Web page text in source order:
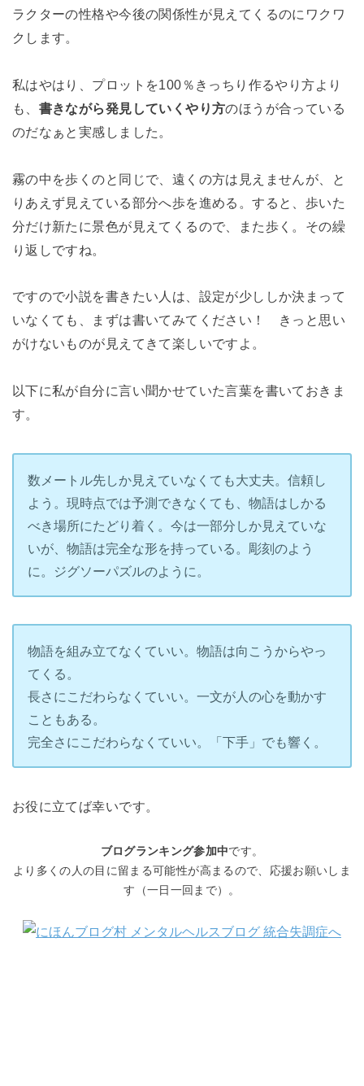
ラクターの性格や今後の関係性が見えてくるのにワクワ
クします。
私はやはり、プロットを100％きっちり作るやり方より
も、 書きながら発見していくやり方のほうが合っている
のだなぁと実感しました。
霧の中を歩くのと同じで、遠くの方は見えませんが、と
りあえず見えている部分へ歩を進める。すると、歩いた
分だけ新たに景色が見えてくるので、また歩く。その繰
り返しですね。
ですので小説を書きたい人は、設定が少ししか決まって
いなくても、まずは書いてみてください！ きっと思い
がけないものが見えてきて楽しいですよ。
以下に私が自分に言い聞かせていた言葉を書いておきま
す。
数メートル先しか見えていなくても大丈夫。信頼し
よう。現時点では予測できなくても、物語はしかる
べき場所にたどり着く。今は一部分しか見えていな
いが、物語は完全な形を持っている。彫刻のよう
に。ジグソーパズルのように。
物語を組み立てなくていい。物語は向こうからやっ
てくる。
長さにこだわらなくていい。一文が人の心を動かす
こともある。
完全さにこだわらなくていい。「下手」でも響く。
お役に立てば幸いです。
ブログランキング参加中です。
より多くの人の目に留まる可能性が高まるので、応援お願いしま
す（一日一回まで）。